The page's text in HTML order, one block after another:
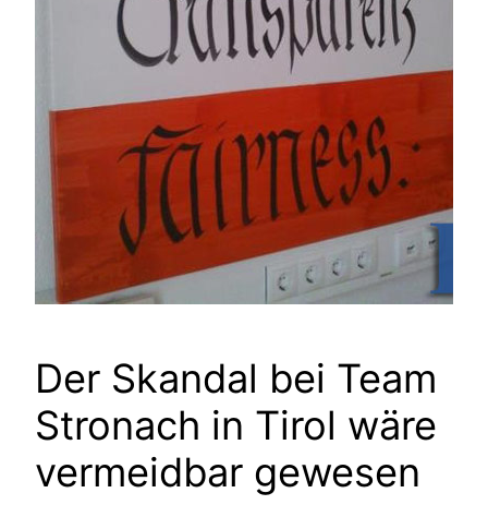
Der Skandal bei Team
Stronach in Tirol wäre
vermeidbar gewesen